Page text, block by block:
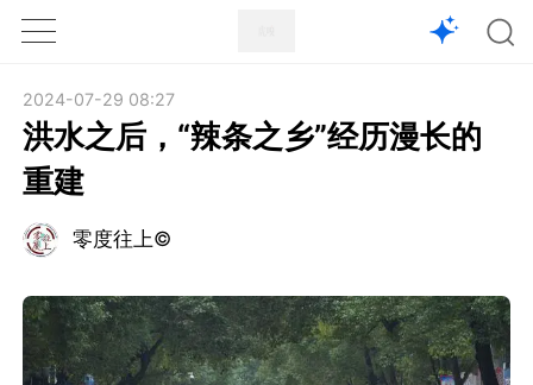
1X
2024-07-29 08:27
洪水之后，“辣条之乡”经历漫长的
重建
零度往上©